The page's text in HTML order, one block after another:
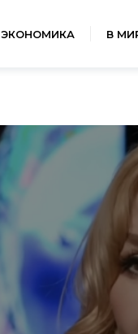
ЭКОНОМИКА В